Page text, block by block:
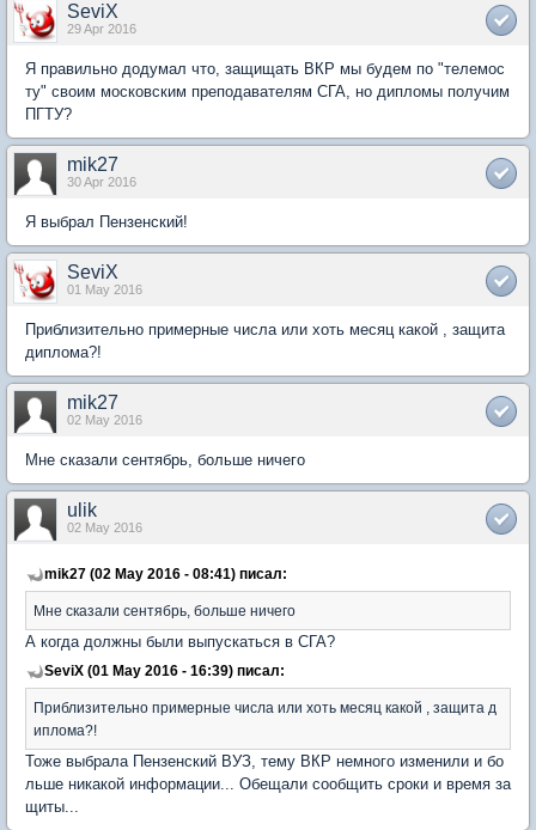
SeviX
29 Apr 2016
Я правильно додумал что, защищать ВКР мы будем по "телемос
ту" своим московским преподавателям СГА, но дипломы получим
ПГТУ?
mik27
30 Apr 2016
Я выбрал Пензенский!
SeviX
01 May 2016
Приблизительно примерные числа или хоть месяц какой , защита
диплома?!
mik27
02 May 2016
Мне сказали сентябрь, больше ничего
ulik
02 May 2016
mik27 (02 May 2016 - 08:41) писал:
Мне сказали сентябрь, больше ничего
А когда должны были выпускаться в СГА?
SeviX (01 May 2016 - 16:39) писал:
Приблизительно примерные числа или хоть месяц какой , защита д
иплома?!
Тоже выбрала Пензенский ВУЗ, тему ВКР немного изменили и бо
льше никакой информации... Обещали сообщить сроки и время за
щиты...